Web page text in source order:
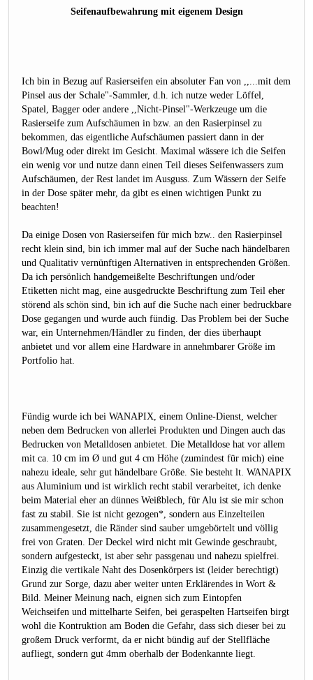
Seifenaufbewahrung mit eigenem Design
Ich bin in Bezug auf Rasierseifen ein absoluter Fan von ,,...mit dem
Pinsel aus der Schale"-Sammler, d.h. ich nutze weder Löffel,
Spatel, Bagger oder andere ,,Nicht-Pinsel"-Werkzeuge um die
Rasierseife zum Aufschäumen in bzw. an den Rasierpinsel zu
bekommen, das eigentliche Aufschäumen passiert dann in der
Bowl/Mug oder direkt im Gesicht. Maximal wässere ich die Seifen
ein wenig vor und nutze dann einen Teil dieses Seifenwassers zum
Aufschäumen, der Rest landet im Ausguss. Zum Wässern der Seife
in der Dose später mehr, da gibt es einen wichtigen Punkt zu
beachten!
Da einige Dosen von Rasierseifen für mich bzw.. den Rasierpinsel
recht klein sind, bin ich immer mal auf der Suche nach händelbaren
und Qualitativ vernünftigen Alternativen in entsprechenden Größen.
Da ich persönlich handgemeißelte Beschriftungen und/oder
Etiketten nicht mag, eine ausgedruckte Beschriftung zum Teil eher
störend als schön sind, bin ich auf die Suche nach einer bedruckbare
Dose gegangen und wurde auch fündig. Das Problem bei der Suche
war, ein Unternehmen/Händler zu finden, der dies überhaupt
anbietet und vor allem eine Hardware in annehmbarer Größe im
Portfolio hat.
Fündig wurde ich bei WANAPIX, einem Online-Dienst, welcher
neben dem Bedrucken von allerlei Produkten und Dingen auch das
Bedrucken von Metalldosen anbietet. Die Metalldose hat vor allem
mit ca. 10 cm im Ø und gut 4 cm Höhe (zumindest für mich) eine
nahezu ideale, sehr gut händelbare Größe. Sie besteht lt. WANAPIX
aus Aluminium und ist wirklich recht stabil verarbeitet, ich denke
beim Material eher an dünnes Weißblech, für Alu ist sie mir schon
fast zu stabil. Sie ist nicht gezogen*, sondern aus Einzelteilen
zusammengesetzt, die Ränder sind sauber umgebörtelt und völlig
frei von Graten. Der Deckel wird nicht mit Gewinde geschraubt,
sondern aufgesteckt, ist aber sehr passgenau und nahezu spielfrei.
Einzig die vertikale Naht des Dosenkörpers ist (leider berechtigt)
Grund zur Sorge, dazu aber weiter unten Erklärendes in Wort &
Bild. Meiner Meinung nach, eignen sich zum Eintopfen
Weichseifen und mittelharte Seifen, bei geraspelten Hartseifen birgt
wohl die Kontruktion am Boden die Gefahr, dass sich dieser bei zu
großem Druck verformt, da er nicht bündig auf der Stellfläche
aufliegt, sondern gut 4mm oberhalb der Bodenkannte liegt.